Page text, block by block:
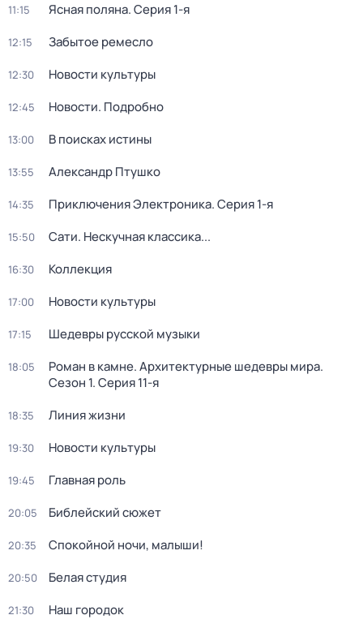
11:15 Ясная поляна. Серия 1-я
12:15 Забытое ремесло
12:30 Новости культуры
12:45 Новости. Подробно
13:00 В поисках истины
13:55 Александр Птушко
14:35 Приключения Электроника. Серия 1-я
15:50 Сати. Нескучная классика...
16:30 Коллекция
17:00 Новости культуры
17:15 Шедевры русской музыки
18:05 Роман в камне. Архитектурные шедевры мира.
Сезон 1. Серия 11-я
18:35 Линия жизни
19:30 Новости культуры
19:45 Главная роль
20:05 Библейский сюжет
20:35 Спокойной ночи, малыши!
20:50 Белая студия
21:30 Наш городок